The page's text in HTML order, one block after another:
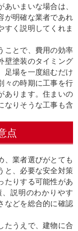
いまいな場合は、
が明確な業者であれ
すく説明してくれま
ことで、費用の効率
壁塗装のタイミング
足場を一度組むだけ
々の時期に工事を行
あります。住まいの
なりそうな工事も含
点
、業者選びがとても
と、必要な安全対策
たりする可能性があ
説明のわかりやす
などを総合的に確認
たうえで、建物に合